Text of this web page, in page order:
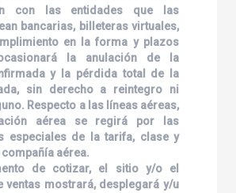
con las entidades que las
bancarias, billeteras virtuales,
en la forma y plazos
la anulación de la
y la pérdida total de la
sin derecho a reintegro ni
Respecto a las líneas aéreas,
aérea se regirá por las
especiales de la tarifa, clase y
aérea.
de cotizar, el sitio y/o el
ventas mostrará, desplegará y/u